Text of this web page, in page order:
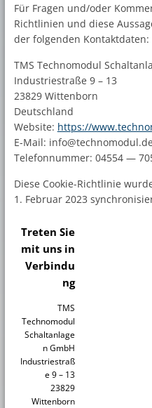
Für Fragen und/oder
Richtlinien und diese
der folgenden Kontaktdaten:
TMS Technomodul
Industriestraße 9 – 13
23829 Wittenborn
Deutschland
Website: https://
E-Mail: ed.ludomonhcet@ofni
Telefonnummer: 04554 —
Diese Cookie-Richtlinie
1. Februar 2023
Treten Sie
mit uns in
Verbindu
ng
TMS
Technomodul
Schaltanlage
n GmbH
Industriestraß
e 9 – 13
23829
Wittenborn